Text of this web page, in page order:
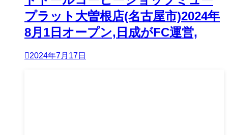
プラット大曽根店(名古屋市)2024年
8月1日オープン,日成がFC運営,
2024年7月17日